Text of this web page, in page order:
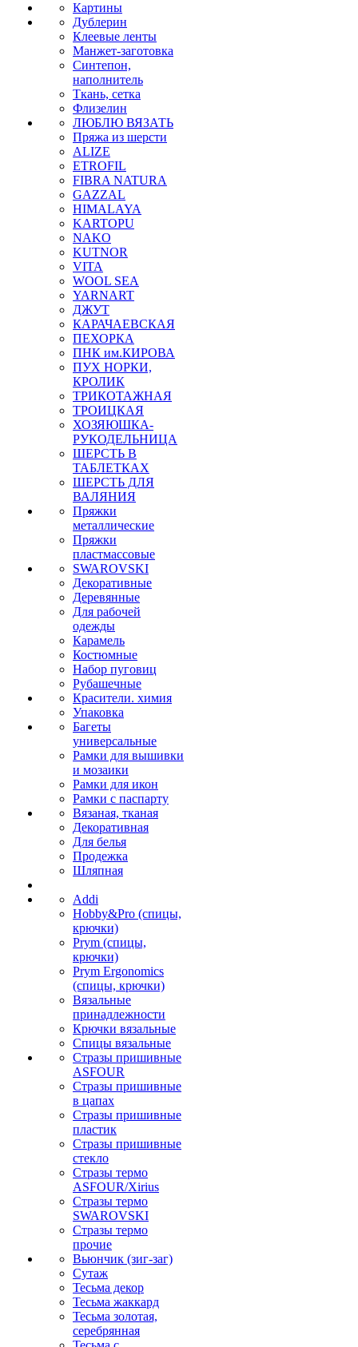
Картины
Дублерин
Клеевые ленты
Манжет-заготовка
Синтепон,
наполнитель
Ткань, сетка
Флизелин
ЛЮБЛЮ ВЯЗАТЬ
Пряжа из шерсти
ALIZE
ETROFIL
FIBRA NATURA
GAZZAL
HIMALAYA
KARTOPU
NAKO
KUTNOR
VITA
WOOL SEA
YARNART
ДЖУТ
КАРАЧАЕВСКАЯ
ПЕХОРКА
ПНК им.КИРОВА
ПУХ НОРКИ,
КРОЛИК
ТРИКОТАЖНАЯ
ТРОИЦКАЯ
ХОЗЯЮШКА-
РУКОДЕЛЬНИЦА
ШЕРСТЬ В
ТАБЛЕТКАХ
ШЕРСТЬ ДЛЯ
ВАЛЯНИЯ
Пряжки
металлические
Пряжки
пластмассовые
SWAROVSKI
Декоративные
Деревянные
Для рабочей
одежды
Карамель
Костюмные
Набор пуговиц
Рубашечные
Красители. химия
Упаковка
Багеты
универсальные
Рамки для вышивки
и мозаики
Рамки для икон
Рамки с паспарту
Вязаная, тканая
Декоративная
Для белья
Продежка
Шляпная
Addi
Hobby&Pro (спицы,
крючки)
Prym (спицы,
крючки)
Prym Ergonomics
(спицы, крючки)
Вязальные
принадлежности
Крючки вязальные
Спицы вязальные
Стразы пришивные
ASFOUR
Стразы пришивные
в цапах
Стразы пришивные
пластик
Стразы пришивные
стекло
Стразы термо
ASFOUR/Xirius
Стразы термо
SWAROVSKI
Стразы термо
прочие
Вьюнчик (зиг-заг)
Сутаж
Тесьма декор
Тесьма жаккард
Тесьма золотая,
серебрянная